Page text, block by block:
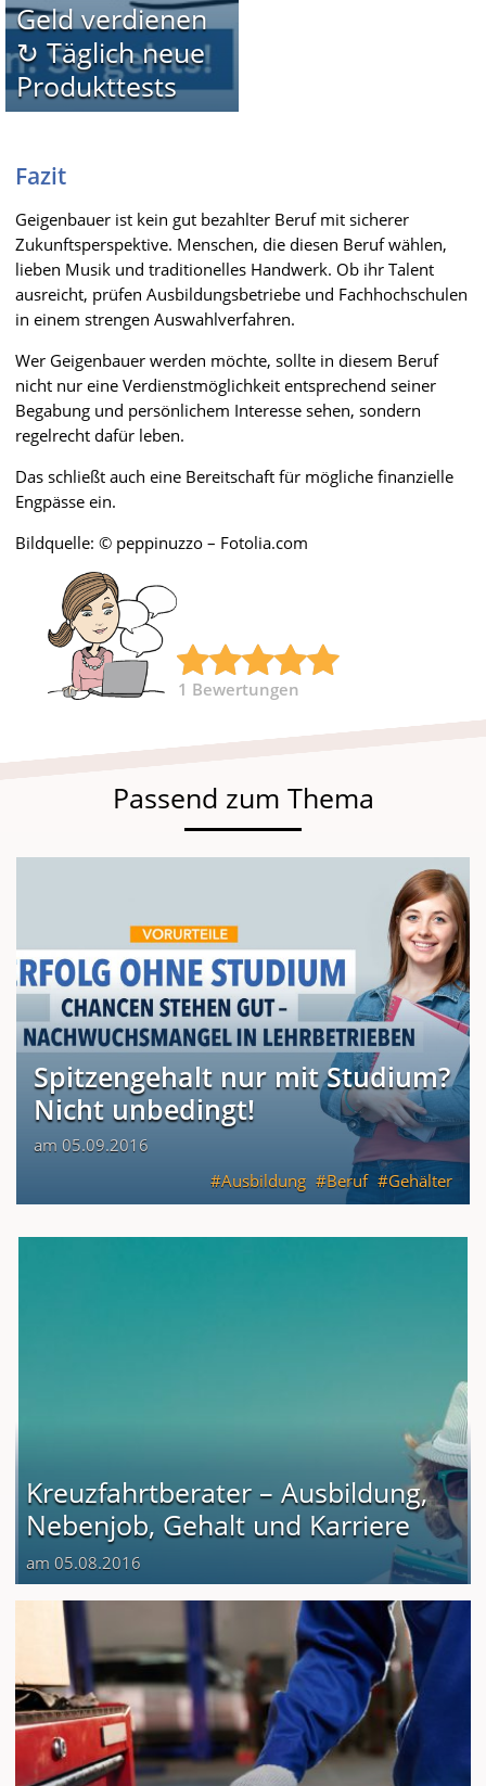
Geld verdienen
↻ Täglich neue
Produkttests
Fazit
Geigenbauer ist kein gut bezahlter Beruf mit sicherer
Zukunftsperspektive. Menschen, die diesen Beruf wählen,
lieben Musik und traditionelles Handwerk. Ob ihr Talent
ausreicht, prüfen Ausbildungsbetriebe und Fachhochschulen
in einem strengen Auswahlverfahren.
Wer Geigenbauer werden möchte, sollte in diesem Beruf
nicht nur eine Verdienstmöglichkeit entsprechend seiner
Begabung und persönlichem Interesse sehen, sondern
regelrecht dafür leben.
Das schließt auch eine Bereitschaft für mögliche finanzielle
Engpässe ein.
Bildquelle: © peppinuzzo – Fotolia.com
1 Bewertungen
Passend zum Thema
Spitzengehalt nur mit Studium?
Nicht unbedingt!
am 05.09.2016
Ausbildung
Beruf Gehälter
Kreuzfahrtberater – Ausbildung,
Nebenjob, Gehalt und Karriere
am 05.08.2016